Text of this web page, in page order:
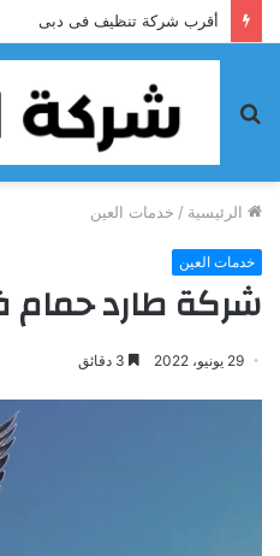
أقرب شركة تنظيف فى دبى
الرئيسية / خدمات العين
خدمات العين
شركة طارد حمام
29 يونيو، 2022